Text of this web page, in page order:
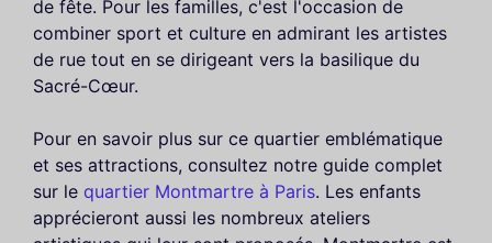
de fête. Pour les familles, c'est l'occasion de
combiner sport et culture en admirant les artistes
de rue tout en se dirigeant vers la basilique du
Sacré-Cœur.
Pour en savoir plus sur ce quartier emblématique
et ses attractions, consultez notre guide complet
sur le quartier Montmartre à Paris. Les enfants
apprécieront aussi les nombreux ateliers